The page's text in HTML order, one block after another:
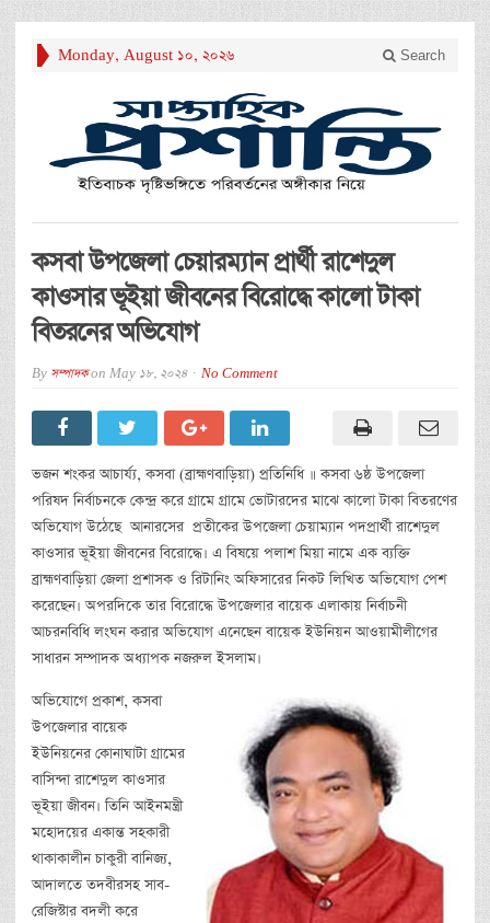
Monday, August 10, 2026 Search
কসবা উপজেলা চেয়ারম্যান প্রার্থী রাশেদুল
কাওসার ভূইয়া জীবনের বিরোদ্ধে কালো টাকা
বিতরনের অভিযোগ
By সম্পাদকon May 18, 2024 No Comment
ভজন শংকর আচার্য্য, কসবা (ব্রাহ্মণবাড়িয়া) প্রতিনিধি ॥ কসবা ৬ষ্ঠ উপজেলা
পরিষদ নির্বাচনকে কেন্দ্র করে গ্রামে গ্রামে ভোটারদের মাঝে কালো টাকা বিতরণের
অভিযোগ উঠেছে আনারসের প্রতীকের উপজেলা চেয়াম্যান পদপ্রার্থী রাশেদুল
কাওসার ভূইয়া জীবনের বিরোদ্ধে। এ বিষয়ে পলাশ মিয়া নামে এক ব্যক্তি
ব্রাহ্মণবাড়িয়া জেলা প্রশাসক ও রিটানিং অফিসারের নিকট লিখিত অভিযোগ পেশ
করেছেন। অপরদিকে তার বিরোদ্ধে উপজেলার বায়েক এলাকায় নির্বাচনী
আচরনবিধি লংঘন করার অভিযোগ এনেছেন বায়েক ইউনিয়ন আওয়ামীলীগের
সাধারন সম্পাদক অধ্যাপক নজরুল ইসলাম।
অভিযোগে প্রকাশ, কসবা
উপজেলার বায়েক
ইউনিয়নের কোনাঘাটা গ্রামের
বাসিন্দা রাশেদুল কাওসার
ভূইয়া জীবন। তিনি আইনমন্ত্রী
মহোদয়ের একান্ত সহকারী
থাকাকালীন চাকুরী বানিজ্য,
আদালতে তদবীরসহ সাব-
রেজিস্টার বদলী করে